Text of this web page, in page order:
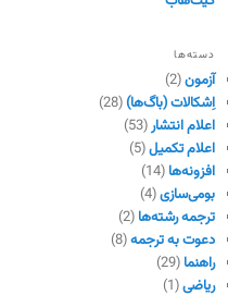
دسته‌ها
آزمون(2)
اِشکالات (باگ‌ها)(28)
اعلام انتشار(53)
اعلام تکمیل(5)
افزونه‌ها (14)
بومی‌سازی(4)
ترجمه رشته‌ها (2)
دعوت به ترجمه(8)
راهنما (29)
ریاضی(1)